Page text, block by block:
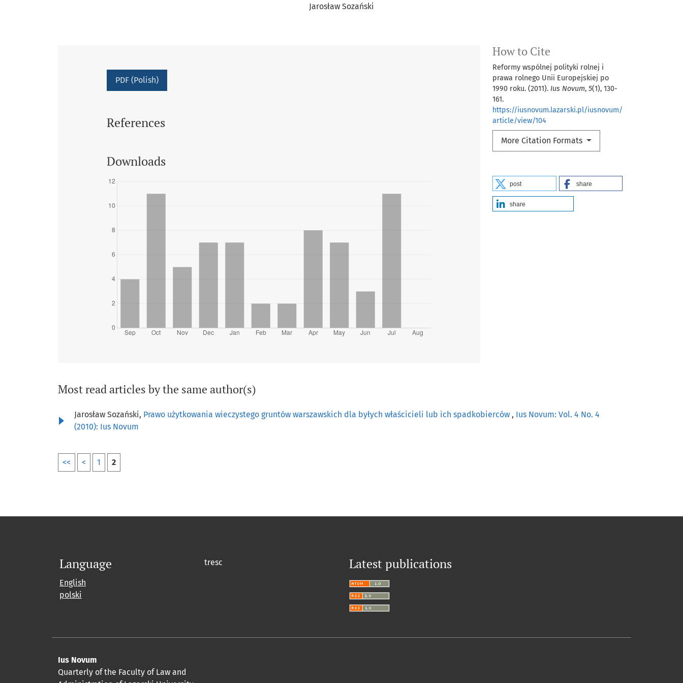
Jarosław Sozański
How to Cite
Reformy wspólnej polityki rolnej i
prawa rolnego Unii Europejskiej po
1990 roku. (2011). Ius Novum, 5(1), 130-
161.
https://iusnovum.lazarski.pl/iusnovum/
article/view/104
More Citation Formats
post share
share
PDF (Polish)
References
Downloads
Most read articles by the same author(s)
Jarosław Sozański, Prawo użytkowania wieczystego gruntów warszawskich dla byłych właścicieli lub ich spadkobierców , Ius Novum: Vol. 4 No. 4
(2010): Ius Novum
<< < 1 2
Language
English
polski
tresc Latest publications
Ius Novum
Quarterly of the Faculty of Law and